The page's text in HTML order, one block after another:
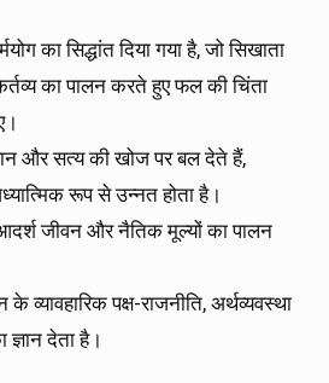
का सिद्धांत दिया गया है, जो सिखाता
का पालन करते हुए फल की चिंता
और सत्य की खोज पर बल देते हैं,
रूप से उन्नत होता है।
आदर्श जीवन और नैतिक मूल्यों का पालन
व्यावहारिक पक्ष-राजनीति, अर्थव्यवस्था
देता है।